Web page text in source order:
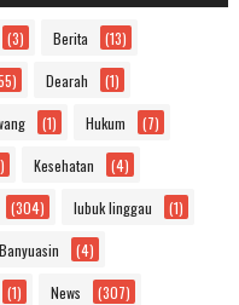
(3) Berita (13)
Dearah (1)
(1) Hukum (7)
Kesehatan (4)
(304) lubuk linggau (1)
(4)
(1) News (307)